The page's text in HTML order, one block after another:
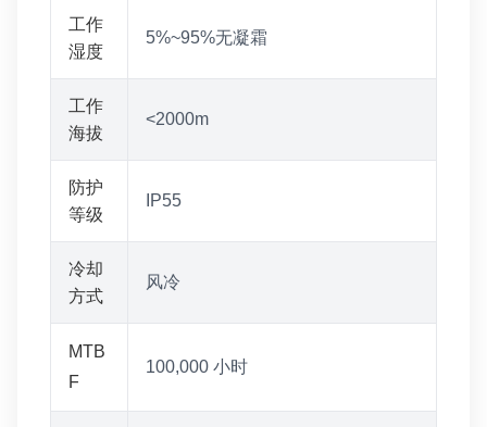
工作
湿度
5%~95%无凝霜
工作
海拔
<2000m
防护
等级
IP55
冷却
方式
风冷
MTB
F
100,000 小时